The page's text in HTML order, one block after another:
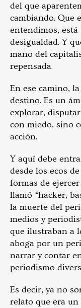
del que
cambiando. Que
entendimos,
desigualdad. Y
mano del
repensada.
En ese camino,
destino. Es un
explorar,
con miedo, sino
acción.
Y aquí debe
desde los ecos
formas de
llamó “hacker,
la muerte del
medios y
que ilustraban a
aboga por un
narrar y contar
periodismo
Es decir, ya no
relato que era